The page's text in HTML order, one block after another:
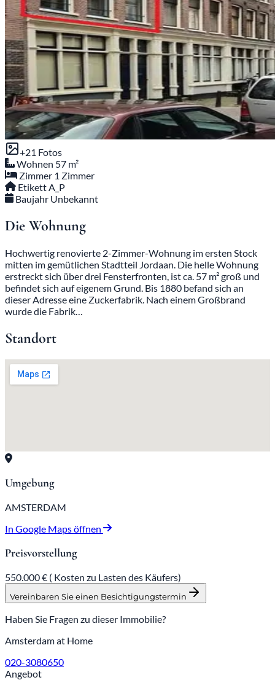
+21 Fotos
Wohnen 57 m²
Zimmer 1 Zimmer
EtikettA_P
Baujahr Unbekannt
Die Wohnung
Hochwertig renovierte 2-Zimmer-Wohnung im ersten Stock
mitten im gemütlichen Stadtteil Jordaan. Die helle Wohnung
erstreckt sich über drei Fensterfronten, ist ca. 57 m² groß und
befindet sich auf eigenem Grund. Bis 1880 befand sich an
dieser Adresse eine Zuckerfabrik. Nach einem Großbrand
wurde die Fabrik…
Standort
Umgebung
AMSTERDAM
In Google Maps öffnen
Preisvorstellung
550.000 € ( Kosten zu Lasten des Käufers)
Vereinbaren Sie einen Besichtigungstermin
Haben Sie Fragen zu dieser Immobilie?
Amsterdam at Home
020-3080650
Angebot